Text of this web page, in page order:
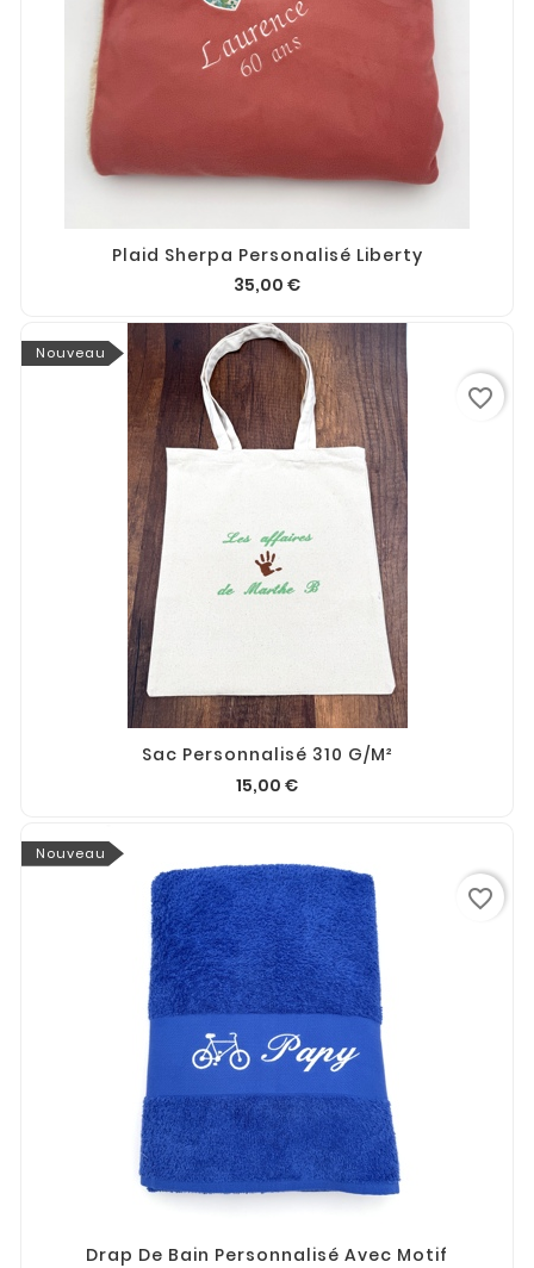
Plaid Sherpa Personalisé Liberty
35,00 €
Nouveau
Sac Personnalisé 310 G/m²
15,00 €
favorite_border
Nouveau
Drap De Bain Personnalisé Avec Motif
favorite_border